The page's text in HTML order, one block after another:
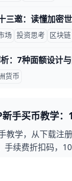
场 投资思考 区块链
货币
手买币教学：
教学，从下载注
手续费折扣码，